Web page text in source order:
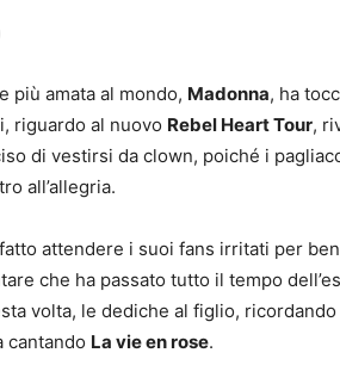
più amata al mondo, Madonna, ha
riguardo al nuovo Rebel Heart Tour,
di vestirsi da clown, poiché i
all’allegria.
attendere i suoi fans irritati per
che ha passato tutto il tempo
volta, le dediche al figlio,
cantando La vie en rose.